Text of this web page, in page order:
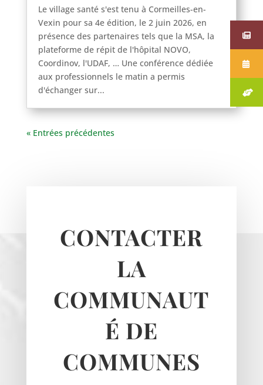
Le Heaulme
Montgeroult
Le village santé s'est tenu à Cormeilles-en-
Vexin pour sa 4e édition, le 2 juin 2026, en
présence des partenaires tels que la MSA, la
plateforme de répit de l'hôpital NOVO,
Coordinov, l'UDAF, … Une conférence dédiée
aux professionnels le matin a permis
d'échanger sur...
« Entrées précédentes
CONTACTER
LA
COMMUNAUT
É DE
COMMUNES